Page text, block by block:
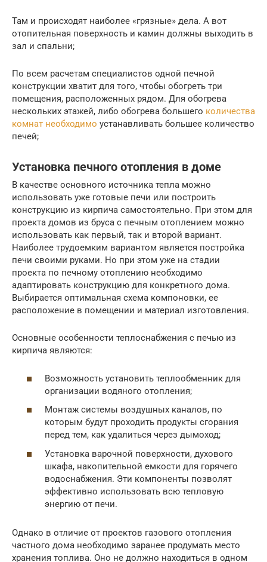
Там и происходят наиболее «грязные» дела. А вот
отопительная поверхность и камин должны выходить в
зал и спальни;
По всем расчетам специалистов одной печной
конструкции хватит для того, чтобы обогреть три
помещения, расположенных рядом. Для обогрева
нескольких этажей, либо обогрева большего количества
комнат необходимо устанавливать большее количество
печей;
Установка печного отопления в доме
В качестве основного источника тепла можно
использовать уже готовые печи или построить
конструкцию из кирпича самостоятельно. При этом для
проекта домов из бруса с печным отоплением можно
использовать как первый, так и второй вариант.
Наиболее трудоемким вариантом является постройка
печи своими руками. Но при этом уже на стадии
проекта по печному отоплению необходимо
адаптировать конструкцию для конкретного дома.
Выбирается оптимальная схема компоновки, ее
расположение в помещении и материал изготовления.
Основные особенности теплоснабжения с печью из
кирпича являются:
Возможность установить теплообменник для
организации водяного отопления;
Монтаж системы воздушных каналов, по
которым будут проходить продукты сгорания
перед тем, как удалиться через дымоход;
Установка варочной поверхности, духового
шкафа, накопительной емкости для горячего
водоснабжения. Эти компоненты позволят
эффективно использовать всю тепловую
энергию от печи.
Однако в отличие от проектов газового отопления
частного дома необходимо заранее продумать место
хранения топлива. Оно не должно находиться в одном